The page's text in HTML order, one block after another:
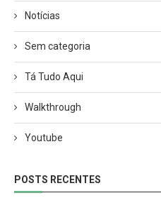
Notícias
Sem categoria
Tá Tudo Aqui
Walkthrough
Youtube
POSTS RECENTES